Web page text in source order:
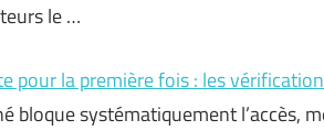
le …
pour la première fois : les
bloque systématiquement l’accès,